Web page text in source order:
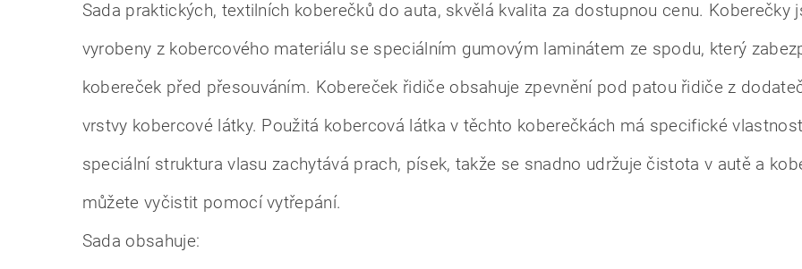
Sada praktických, textilních koberečků do auta, skvělá kvalita za dostupnou cenu. Koberečky
vyrobeny z kobercového materiálu se speciálním gumovým laminátem ze spodu, který
kobereček před přesouváním. Kobereček řidiče obsahuje zpevnění pod patou řidiče z
vrstvy kobercové látky. Použitá kobercová látka v těchto koberečkách má specifické
speciální struktura vlasu zachytává prach, písek, takže se snadno udržuje čistota v autě a
můžete vyčistit pomocí vytřepání.
Sada obsahuje: